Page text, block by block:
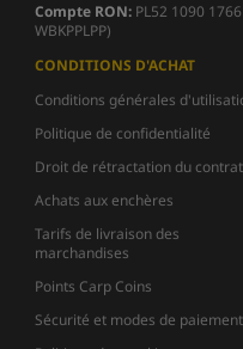
Compte RON: PL52 1090
WBKPPLPP)
CONDITIONS D'ACHAT
Conditions générales
Politique de confidentialité
Droit de rétractation du contrat
Achats aux enchères
Tarifs de livraison des
marchandises
Points Carp Coins
Sécurité et modes de paiement